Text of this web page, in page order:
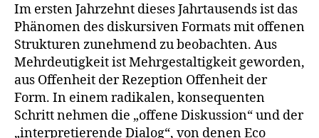
Im ersten Jahrzehnt dieses Jahrtausends ist das
Phänomen des diskursiven Formats mit offenen
Strukturen zunehmend zu beobachten. Aus
Mehrdeutigkeit ist Mehrgestaltigkeit geworden,
aus Offenheit der Rezeption Offenheit der
Form. In einem radikalen, konsequenten
Schritt nehmen die „offene Diskussion“ und der
„interpretierende Dialog“, von denen Eco